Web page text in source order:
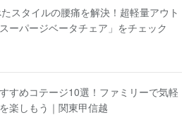
たスタイルの腰痛を解決！超軽量アウト
ーパージベータチェア」をチェック
すめコテージ10選！ファミリーで気軽
楽しもう｜関東甲信越